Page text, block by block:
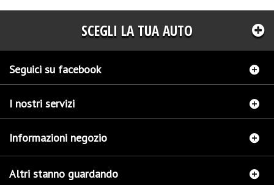
SCEGLI LA TUA AUTO
Seguici su facebook
I nostri servizi
Informazioni negozio
Altri stanno guardando